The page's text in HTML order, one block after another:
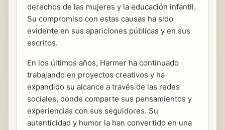
derechos de las mujeres y la educación infantil.
Su compromiso con estas causas ha sido
evidente en sus apariciones públicas y en sus
escritos.
En los últimos años, Harmer ha continuado
trabajando en proyectos creativos y ha
expandido su alcance a través de las redes
sociales, donde comparte sus pensamientos y
experiencias con sus seguidores. Su
autenticidad y humor la han convertido en una